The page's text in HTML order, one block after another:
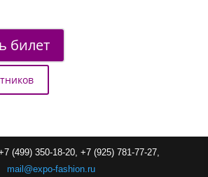
билет
(499) 350-18-20, +7 (925) 781-77-27,
mail @expo-fashion.ru